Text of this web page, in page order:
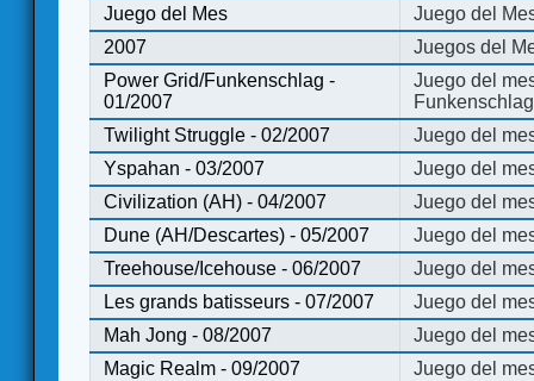
Juego del Mes
Juego del
2007
Juegos del
Power Grid/Funkenschlag -
01/2007
Juego del
Twilight Struggle - 02/2007
Juego del
Yspahan - 03/2007
Juego del
Civilization (AH) - 04/2007
Juego del
Dune (AH/Descartes) - 05/2007
Juego del
Treehouse/Icehouse - 06/2007
Juego del
Les grands batisseurs - 07/2007
Juego del
Mah Jong - 08/2007
Juego del
Magic Realm - 09/2007
Juego del